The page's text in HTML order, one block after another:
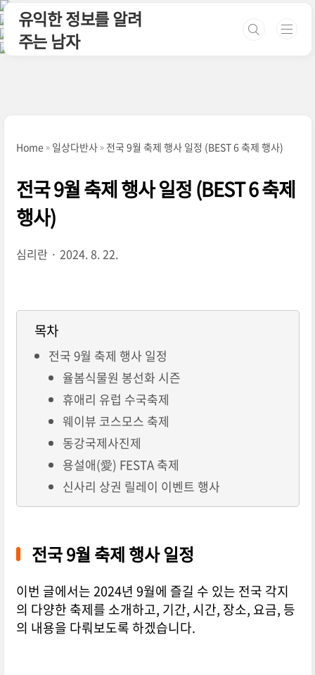
본문 바로가기
유익한 정보를 알려
주는 남자
Home 일상다반사 전국 9월 축제 행사 일정 (BEST 6 축제 행사)
전국 9월 축제 행사 일정 (BEST 6 축제
행사)
심리란 2024. 8. 22.
목차
전국 9월 축제 행사 일정
율봄식물원 봉선화 시즌
휴애리 유럽 수국축제
웨이뷰 코스모스 축제
동강국제사진제
용설애(愛) FESTA 축제
신사리 상권 릴레이 이벤트 행사
전국 9월 축제 행사 일정
이번 글에서는 2024년 9월에 즐길 수 있는 전국 각지
의 다양한 축제를 소개하고, 기간, 시간, 장소, 요금, 등
의 내용을 다뤄보도록 하겠습니다.